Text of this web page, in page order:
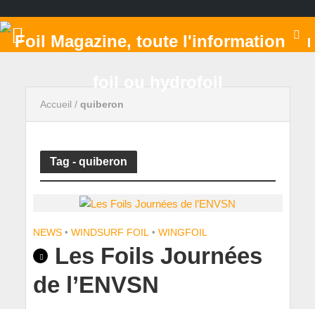
Accueil / quiberon
Tag - quiberon
NEWS • WINDSURF FOIL • WINGFOIL
Les Foils Journées
de l’ENVSN